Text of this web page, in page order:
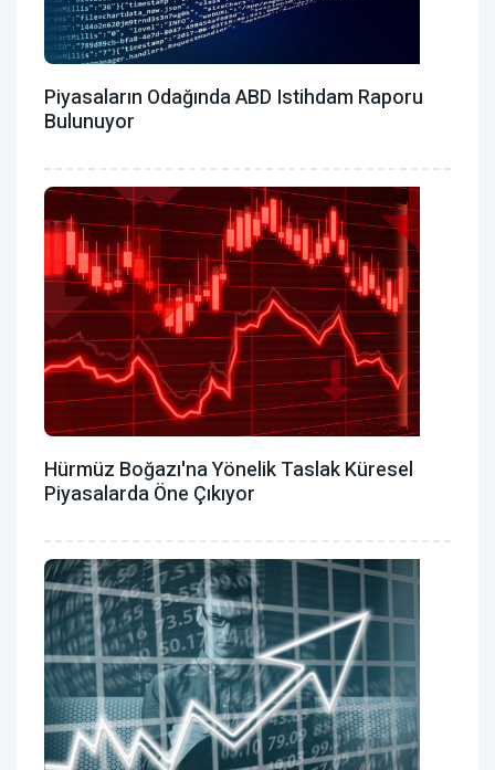
Piyasaların Odağında ABD Istihdam Raporu
Bulunuyor
Hürmüz Boğazı'na Yönelik Taslak Küresel
Piyasalarda Öne Çıkıyor